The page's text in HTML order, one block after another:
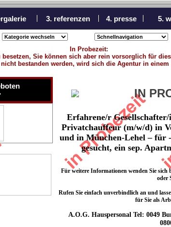
3. referenzen 4. presse 5.
In Probezeit:
Sie können sich aber rein vorsorglich für
bestanden werden, wird sich die Agentur in
IN
Erfahrene/r
Privatchauffeur (m/w/d) in
und in München-Lehel – für
gesucht, ein sep.
Für weitere Informationen wenden Sie
oder
Rufen Sie einfach unverbindlich an und
für Sie als
A.O.G. Hauspersonal Tel: 0049